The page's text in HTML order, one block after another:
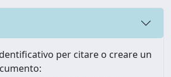
per citare o creare un